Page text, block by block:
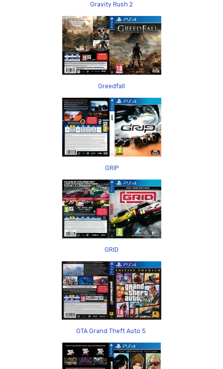
Gravity Rush 2
Greedfall
GRIP
GRID
GTA Grand Theft Auto 5